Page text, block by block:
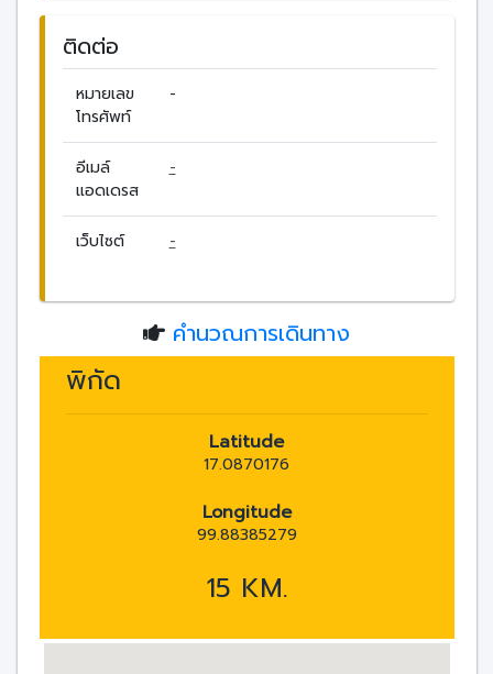
ติดต่อ
หมายเลข
โทรศัพท์
-
อีเมล์
แอดเดรส
-
เว็บไซต์ -
คำนวณการเดินทาง
พิกัด
Latitude
17.0870176
Longitude
99.88385279
15 KM.